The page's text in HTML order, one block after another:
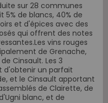
sur 28 communes
5% de blancs, 40% de
et d'épices avec des
qui offrent des notes
vins rouges
de Grenache,
Cinsault. Les 3
d'obtenir un parfait
et le Cinsault apportant
de Clairette, de
blanc, et de